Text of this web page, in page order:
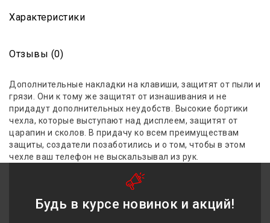
Характеристики
Отзывы (0)
Дополнительные накладки на клавиши, защитят от пыли и
грязи. Они к тому же защитят от изнашивания и не
придадут дополнительных неудобств. Высокие бортики
чехла, которые выступают над дисплеем, защитят от
царапин и сколов. В придачу ко всем преимуществам
защиты, создатели позаботились и о том, чтобы в этом
чехле ваш телефон не выскальзывал из рук.
Будь в курсе новинок и акций!